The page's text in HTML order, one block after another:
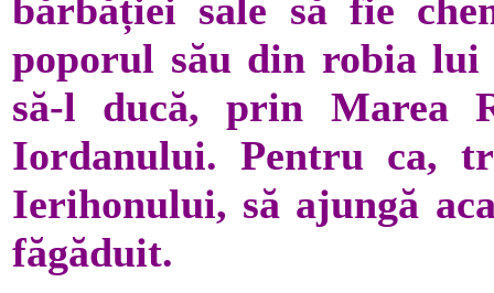
bărbăției sale să fie
poporul său din robia lui
să-l ducă, prin Marea
Iordanului. Pentru ca,
Ierihonului, să ajungă
făgăduit.